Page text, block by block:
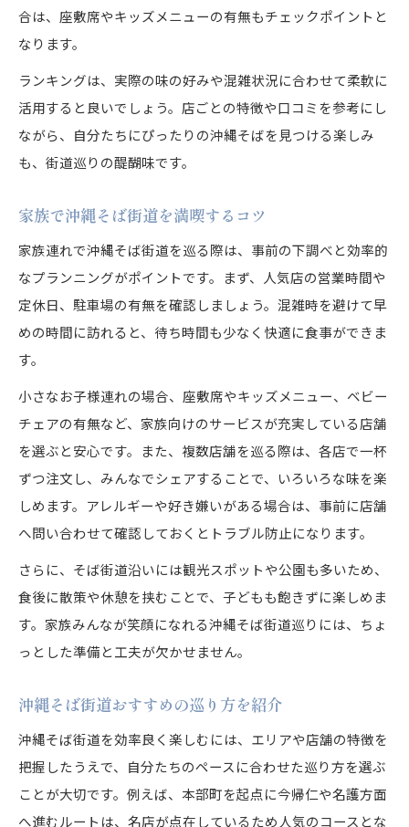
合は、座敷席やキッズメニューの有無もチェックポイントと
なります。
ランキングは、実際の味の好みや混雑状況に合わせて柔軟に
活用すると良いでしょう。店ごとの特徴や口コミを参考にし
ながら、自分たちにぴったりの沖縄そばを見つける楽しみ
も、街道巡りの醍醐味です。
家族で沖縄そば街道を満喫するコツ
家族連れで沖縄そば街道を巡る際は、事前の下調べと効率的
なプランニングがポイントです。まず、人気店の営業時間や
定休日、駐車場の有無を確認しましょう。混雑時を避けて早
めの時間に訪れると、待ち時間も少なく快適に食事ができま
す。
小さなお子様連れの場合、座敷席やキッズメニュー、ベビー
チェアの有無など、家族向けのサービスが充実している店舗
を選ぶと安心です。また、複数店舗を巡る際は、各店で一杯
ずつ注文し、みんなでシェアすることで、いろいろな味を楽
しめます。アレルギーや好き嫌いがある場合は、事前に店舗
へ問い合わせて確認しておくとトラブル防止になります。
さらに、そば街道沿いには観光スポットや公園も多いため、
食後に散策や休憩を挟むことで、子どもも飽きずに楽しめま
す。家族みんなが笑顔になれる沖縄そば街道巡りには、ちょ
っとした準備と工夫が欠かせません。
沖縄そば街道おすすめの巡り方を紹介
沖縄そば街道を効率良く楽しむには、エリアや店舗の特徴を
把握したうえで、自分たちのペースに合わせた巡り方を選ぶ
ことが大切です。例えば、本部町を起点に今帰仁や名護方面
へ進むルートは、名店が点在しているため人気のコースとな